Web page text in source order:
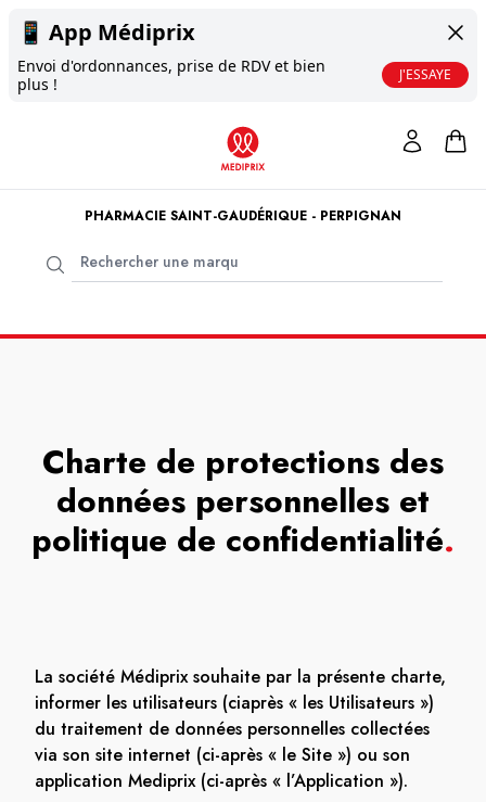
📱 App Médiprix
Envoi d'ordonnances, prise de RDV et bien
plus !
J'ESSAYE
PHARMACIE SAINT-GAUDÉRIQUE - PERPIGNAN
Charte de protections des
données personnelles et
politique de confidentialité.
La société Médiprix souhaite par la présente charte,
informer les utilisateurs (ciaprès « les Utilisateurs »)
du traitement de données personnelles collectées
via son site internet (ci-après « le Site ») ou son
application Mediprix (ci-après « l’Application »).